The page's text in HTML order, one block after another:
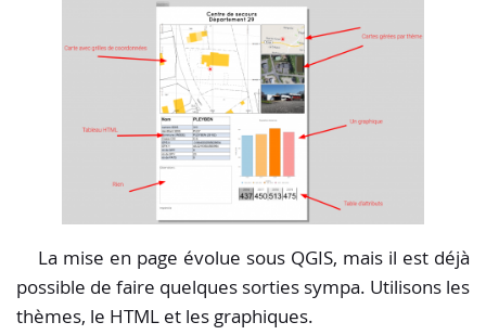
La mise en page évolue sous QGIS, mais il est déjà
possible de faire quelques sorties sympa. Utilisons les
thèmes, le HTML et les graphiques.